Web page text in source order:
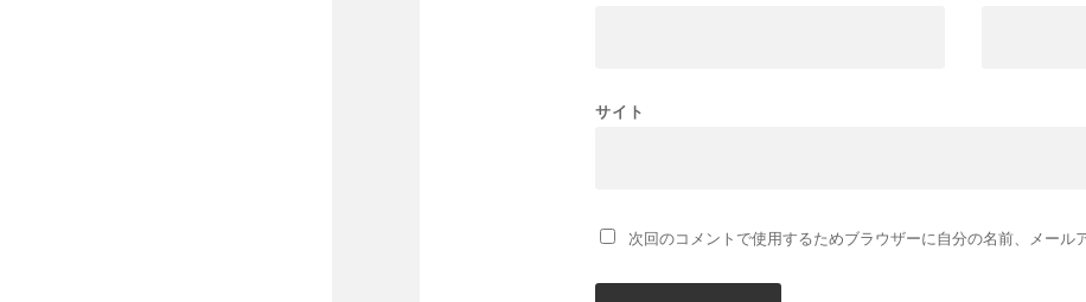
サイト
次回のコメントで使用するためブラウザーに自分の名前、メール